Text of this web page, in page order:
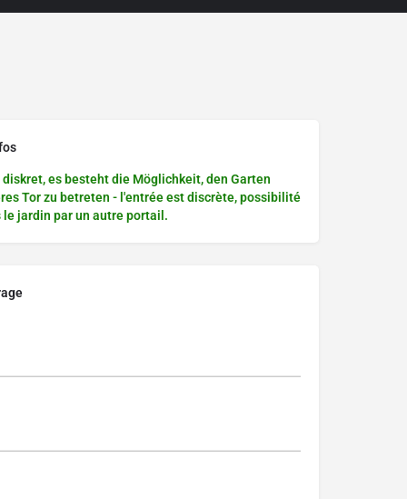
es besteht die Möglichkeit, den Garten
Tor zu betreten - l'entrée est discrète, possibilité
le jardin par un autre portail.